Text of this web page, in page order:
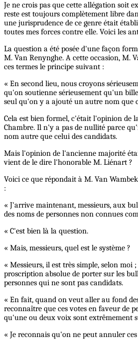
Je ne crois pas que cette allégation soit
reste est toujours complètement libre
une jurisprudence de ce genre était
toutes mes forces contre elle. Voici les
La question a été posée d'une façon
M. Van Renynghe. A cette occasion, M.
ces termes le principe suivant :
« En second lieu, nous croyons
qu'on soutienne sérieusement qu'un
seul qu'on y a ajouté un autre nom que
Cela est bien formel, c'était l'opinion de
Chambre. Il n'y a pas de nullité parce
nom autre que celui des candidats.
Mais l'opinion de l'ancienne majorité
vient de le dire l'honorable M. Liénart ?
Voici ce que répondait à M. Van
:
« J'arrive maintenant, messieurs, aux
des noms de personnes non connues
« C'est bien là la question.
« Mais, messieurs, quel est le système ?
« Messieurs, il est très simple, selon moi
proscription absolue de porter sur les
personnes qui ne sont pas candidats.
« En fait, quand on veut aller au fond
reconnaître que ces votes en faveur de
qu'une ou deux voix sont extrêmement
« Je reconnais qu'on ne peut annuler